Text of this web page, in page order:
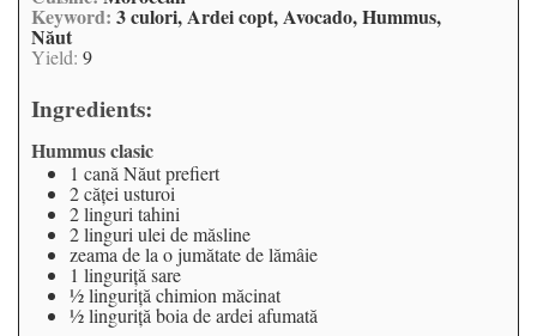
Keyword: 3 culori, Ardei copt, Avocado, Hummus,
Năut
Yield: 9
Ingredients:
Hummus clasic
1 cană Năut prefiert
2căţei usturoi
2linguri tahini
2linguri ulei de măsline
zeama de la o jumătate de lămâie
1 linguriţă sare
½linguriţă chimion măcinat
½linguriţă boia de ardei afumată